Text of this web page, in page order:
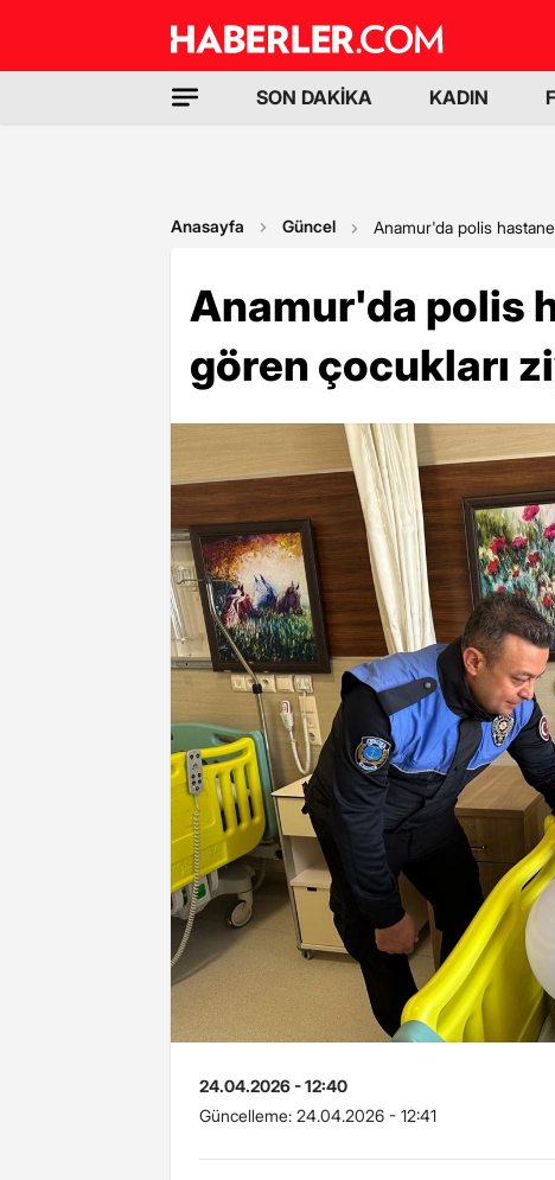
SON DAKİKA KADIN
Anasayfa Güncel Anamur'da polis
Anamur'da polis
gören çocukları
24.04.2026 - 12:40
Güncelleme: 24.04.2026 - 12:41